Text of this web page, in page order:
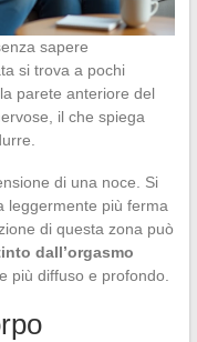
sapere
si trova a pochi
parete anteriore del
il che spiega
di una noce. Si
leggermente più ferma
di questa zona può
dall’orgasmo
più diffuso e profondo.